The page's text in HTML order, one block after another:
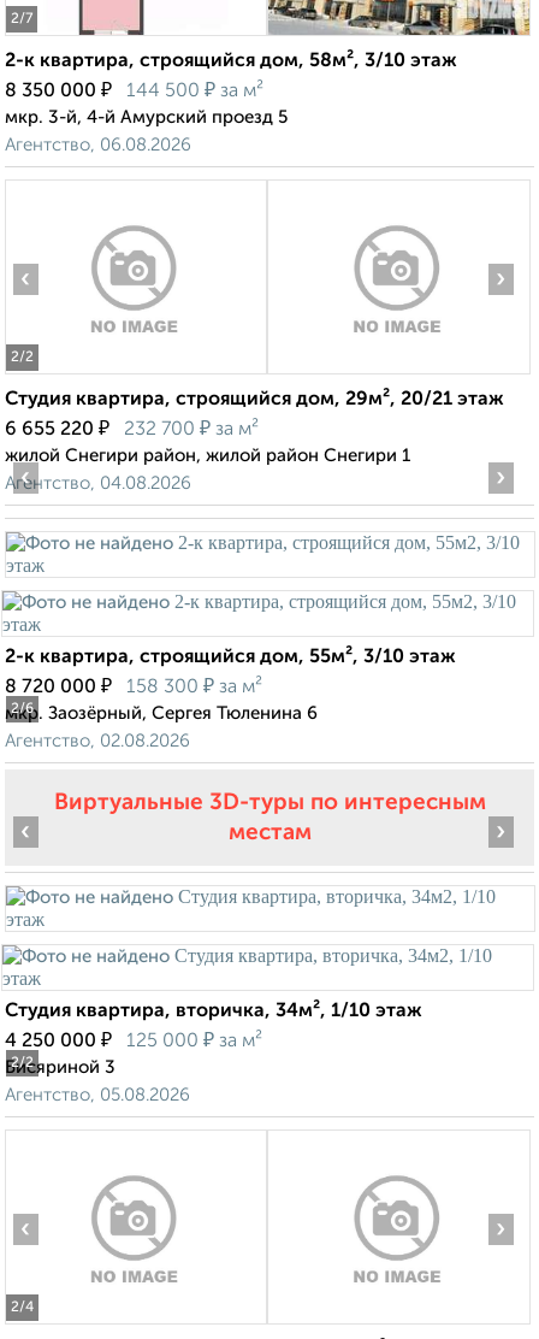
2/7
2-к квартира, строящийся дом, 58м², 3/10 этаж
8 350 000 ₽ 144 500 ₽ за м²
мкр. 3-й, 4-й Амурский проезд 5
Агентство, 06.08.2026
2/2
‹ ›
Студия квартира, строящийся дом, 29м², 20/21 этаж
6 655 220 ₽ 232 700 ₽ за м²
жилой Снегири район, жилой район Снегири 1
Агентство, 04.08.2026
2/6
‹ ›
2-к квартира, строящийся дом, 55м², 3/10 этаж
8 720 000 ₽ 158 300 ₽ за м²
мкр. Заозёрный, Сергея Тюленина 6
Агентство, 02.08.2026
Виртуальные 3D-туры по интересным
местам
2/2
‹ ›
Студия квартира, вторичка, 34м², 1/10 этаж
4 250 000 ₽ 125 000 ₽ за м²
Бисяриной 3
Агентство, 05.08.2026
2/4
‹ ›